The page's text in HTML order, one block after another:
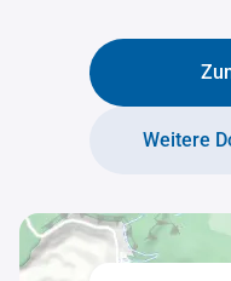
Weitere